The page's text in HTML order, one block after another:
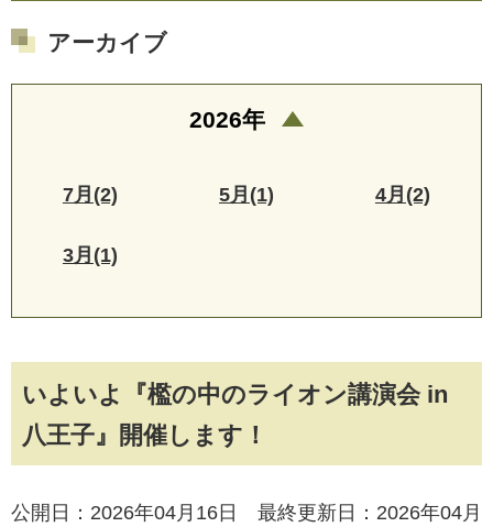
いよいよ『檻の中のライオン講演会 in
八王子』開催します！
公開日：2026年04月16日 最終更新日：2026年04月
アーカイブ
2026年
7月(2) 5月(1) 4月(2)
3月(1)